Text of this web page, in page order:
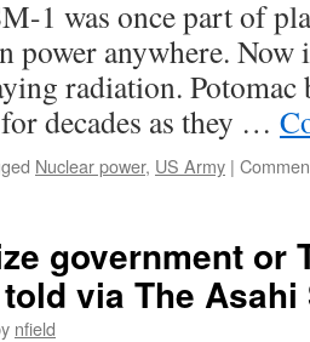
1 was once part of
power anywhere.
radiation. Potomac
decades as they …
Nuclear power, US Army |
government or
via The
nfield